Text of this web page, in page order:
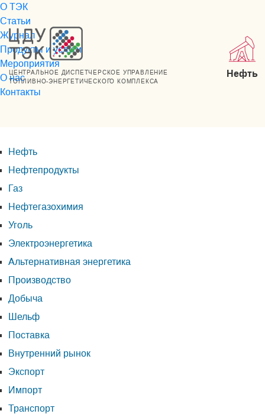
ЦЕНТРАЛЬНОЕ ДИСПЕТЧЕРСКОЕ УПРАВЛЕНИЕ
ТОПЛИВНО-ЭНЕРГЕТИЧЕСКОГО КОМПЛЕКСА
Нефть
О ТЭК
Статьи
Журнал
Продукты и услуги
Мероприятия
О нас
Контакты
Нефть
Нефтепродукты
Газ
Нефтегазохимия
Уголь
Электроэнергетика
Альтернативная энергетика
Производство
Добыча
Шельф
Поставка
Внутренний рынок
Экспорт
Импорт
Транспорт